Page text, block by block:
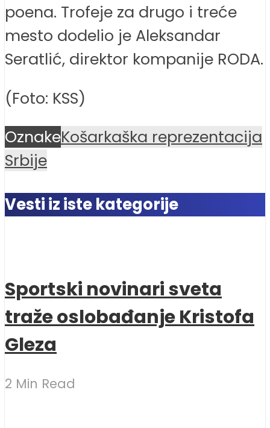
poena. Trofeje za drugo i treće
mesto dodelio je Aleksandar
Seratlić, direktor kompanije RODA.
(Foto: KSS)
OznakeKošarkaška reprezentacija
Srbije
Vesti iz iste kategorije
Sportski novinari sveta
traže oslobađanje Kristofa
Gleza
2 Min Read